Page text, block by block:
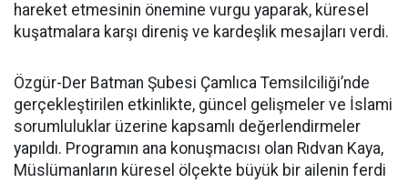
hareket etmesinin önemine vurgu yaparak, küresel
kuşatmalara karşı direniş ve kardeşlik mesajları verdi.
Özgür-Der Batman Şubesi Çamlıca Temsilciliği’nde
gerçekleştirilen etkinlikte, güncel gelişmeler ve İslami
sorumluluklar üzerine kapsamlı değerlendirmeler
yapıldı. Programın ana konuşmacısı olan Rıdvan Kaya,
Müslümanların küresel ölçekte büyük bir ailenin ferdi